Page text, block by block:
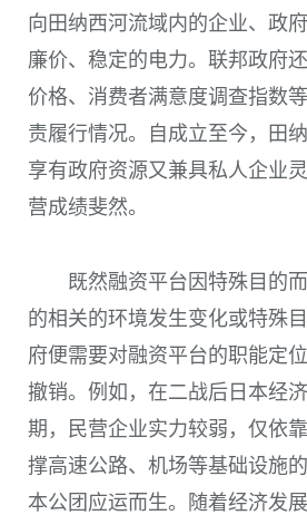
向田纳西河流域内的企业、政
廉价、稳定的电力。联邦政府
价格、消费者满意度调查指数
责履行情况。自成立至今，田
享有政府资源又兼具私人企业
营成绩斐然。
既然融资平台因特殊目的
的相关的环境发生变化或特殊
府便需要对融资平台的职能定
撤销。例如，在二战后日本经
期，民营企业实力较弱，仅依
撑高速公路、机场等基础设施
本公团应运而生。随着经济发